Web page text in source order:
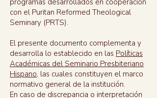
programas desarrollados en cooperación
con el Puritan Reformed Theological
Seminary (PRTS).
El presente documento complementa y
desarrolla lo establecido en las Políticas
Académicas del Seminario Presbiteriano
Hispano, las cuales constituyen el marco
normativo general de la institución.
En caso de discrepancia o interpretación